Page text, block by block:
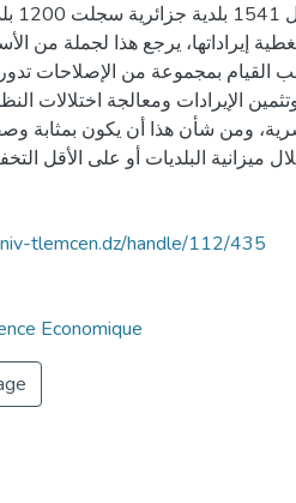
ففي
إيراداتها، يرجع هذا لجملة من
القيام بمجموعة من الإصلاحات
الإيرادات ومعالجة اختلالات
ومن شأن هذا أن يكون بمثابة
tlemcen.dz/handle/112/435
Economique